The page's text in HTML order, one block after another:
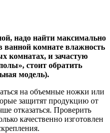
надо найти максимально
ванной комнате влажность
комнатах, и зачастую
стоит обратить
модель).
на объемные ножки или
защитят продукцию от
отказаться. Проверить
качественно изготовлен